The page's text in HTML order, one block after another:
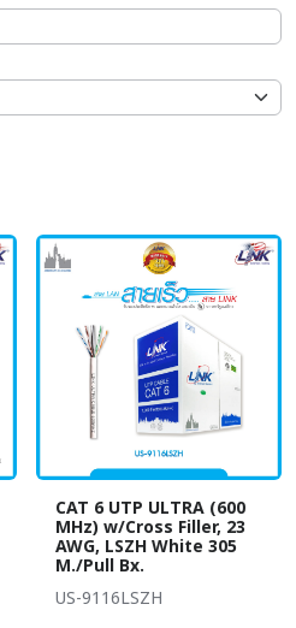
CAT 6 UTP ULTRA (600
MHz) w/Cross Filler, 23
AWG, LSZH White 305
M./Pull Bx.
US-9116LSZH